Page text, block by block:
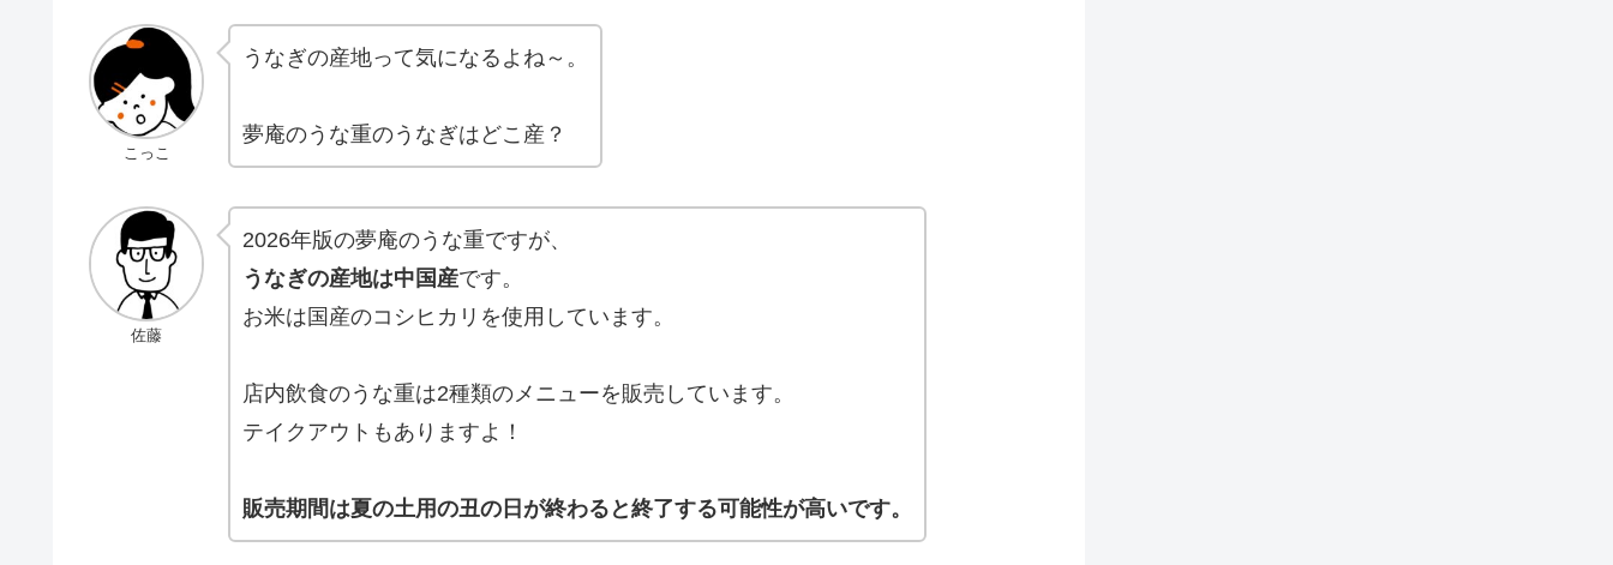
こっこ
うなぎの産地って気になるよね～。
夢庵のうな重のうなぎはどこ産？
佐藤
2026年版の夢庵のうな重ですが、
うなぎの産地は中国産です。
お米は国産のコシヒカリを使用しています。
店内飲食のうな重は2種類のメニューを販売しています。
テイクアウトもありますよ！
販売期間は夏の土用の丑の日が終わると終了する可能性が高いです。